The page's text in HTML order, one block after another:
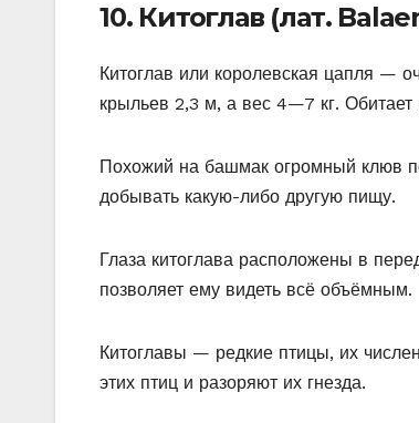
10. Китоглав (лат.
Китоглав или королевская цапля —
крыльев 2,3 м, а вес 4—7 кг. Обитает
Похожий на башмак огромный клюв
добывать какую-либо другую пищу.
Глаза китоглава расположены в
позволяет ему видеть всё объёмным.
Китоглавы — редкие птицы, их
этих птиц и разоряют их гнезда.